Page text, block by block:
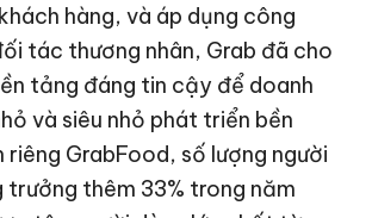
hàng, và áp dụng công
tác thương nhân, Grab đã cho
tảng đáng tin cậy để doanh
và siêu nhỏ phát triển bền
riêng GrabFood, số lượng người
trưởng thêm 33% trong năm